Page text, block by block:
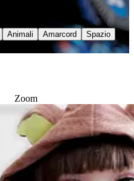
Animali Amarcord
Spazio
Zoom